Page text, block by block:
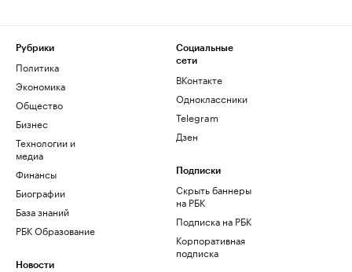
Рубрики
Политика
Экономика
Общество
Бизнес
Технологии и
медиа
Финансы
Биографии
База знаний
РБК Образование
Новости
Социальные
сети
ВКонтакте
Одноклассники
Telegram
Дзен
Подписки
Скрыть баннеры
на РБК
Подписка на РБК
Корпоративная
подписка